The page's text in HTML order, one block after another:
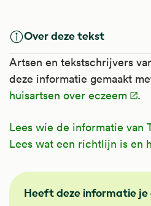
Over deze tekst
Artsen en tekstschrijvers
deze informatie gemaakt
huisartsen over eczeem
.
Lees wie de informatie van
Lees wat een richtlijn is en
NHG
Heeft deze informatie je